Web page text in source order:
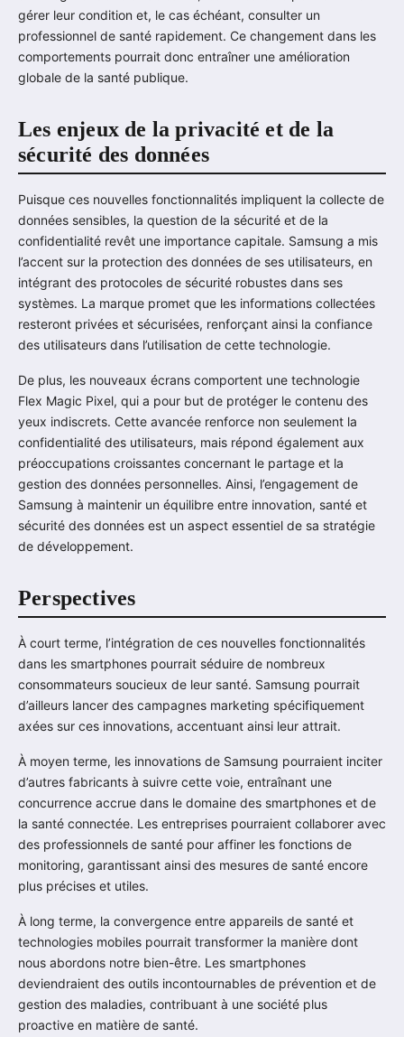
gérer leur condition et, le cas échéant, consulter un
professionnel de santé rapidement. Ce changement dans les
comportements pourrait donc entraîner une amélioration
globale de la santé publique.
Les enjeux de la privacité et de la
sécurité des données
Puisque ces nouvelles fonctionnalités impliquent la collecte de
données sensibles, la question de la sécurité et de la
confidentialité revêt une importance capitale. Samsung a mis
l’accent sur la protection des données de ses utilisateurs, en
intégrant des protocoles de sécurité robustes dans ses
systèmes. La marque promet que les informations collectées
resteront privées et sécurisées, renforçant ainsi la confiance
des utilisateurs dans l’utilisation de cette technologie.
De plus, les nouveaux écrans comportent une technologie
Flex Magic Pixel, qui a pour but de protéger le contenu des
yeux indiscrets. Cette avancée renforce non seulement la
confidentialité des utilisateurs, mais répond également aux
préoccupations croissantes concernant le partage et la
gestion des données personnelles. Ainsi, l’engagement de
Samsung à maintenir un équilibre entre innovation, santé et
sécurité des données est un aspect essentiel de sa stratégie
de développement.
Perspectives
À court terme, l’intégration de ces nouvelles fonctionnalités
dans les smartphones pourrait séduire de nombreux
consommateurs soucieux de leur santé. Samsung pourrait
d’ailleurs lancer des campagnes marketing spécifiquement
axées sur ces innovations, accentuant ainsi leur attrait.
À moyen terme, les innovations de Samsung pourraient inciter
d’autres fabricants à suivre cette voie, entraînant une
concurrence accrue dans le domaine des smartphones et de
la santé connectée. Les entreprises pourraient collaborer avec
des professionnels de santé pour affiner les fonctions de
monitoring, garantissant ainsi des mesures de santé encore
plus précises et utiles.
À long terme, la convergence entre appareils de santé et
technologies mobiles pourrait transformer la manière dont
nous abordons notre bien-être. Les smartphones
deviendraient des outils incontournables de prévention et de
gestion des maladies, contribuant à une société plus
proactive en matière de santé.